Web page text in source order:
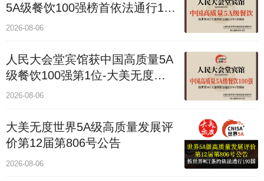
5A级餐饮100强榜首依法通行193
国
2026-08-06
人民大会堂宾馆获中国高质量5A
级餐饮100强第1位-大美无度评
价通193国
2026-08-06
大美无度世界5A级高质量发展评
价第12届第806号公告
2026-08-06